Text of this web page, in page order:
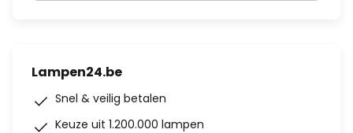
Lampen24.be
Snel & veilig betalen
Keuze uit 1.200.000 lampen